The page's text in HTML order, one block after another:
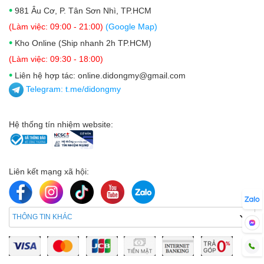
• 981 Âu Cơ, P. Tân Sơn Nhì, TP.HCM
(Làm việc: 09:00 - 21:00) (Google Map)
• Kho Online (Ship nhanh 2h TP.HCM)
(Làm việc: 09:30 - 18:00)
• Liên hệ hợp tác: online.didongmy@gmail.com
Telegram: t.me/didongmy
Hệ thống tín nhiệm website:
Liên kết mạng xã hội:
THÔNG TIN KHÁC